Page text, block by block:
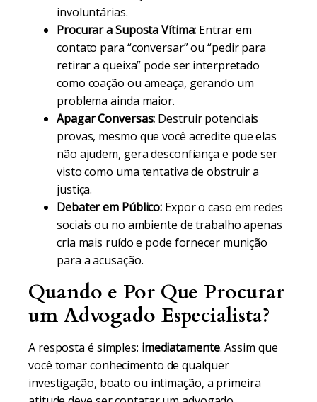
involuntárias.
Procurar a Suposta Vítima: Entrar em
contato para “conversar” ou “pedir para
retirar a queixa” pode ser interpretado
como coação ou ameaça, gerando um
problema ainda maior.
Apagar Conversas: Destruir potenciais
provas, mesmo que você acredite que elas
não ajudem, gera desconfiança e pode ser
visto como uma tentativa de obstruir a
justiça.
Debater em Público: Expor o caso em redes
sociais ou no ambiente de trabalho apenas
cria mais ruído e pode fornecer munição
para a acusação.
Quando e Por Que Procurar
um Advogado Especialista?
A resposta é simples: imediatamente. Assim que
você tomar conhecimento de qualquer
investigação, boato ou intimação, a primeira